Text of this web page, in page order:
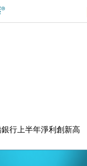
銀行上半年淨利創新高
上調香港今年GDP預測